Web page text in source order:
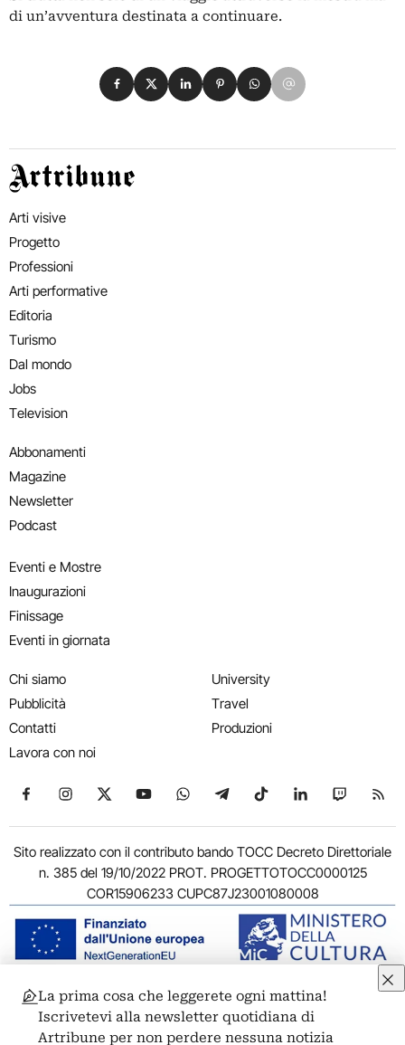
di un’avventura destinata a continuare.
Condividi su Facebook
Condividi su X
Condividi su LinkedIn
Condividi su Pinterest
Condividi su WhatsApp
Condividi su Email
Artribune
Arti visive
Progetto
Professioni
Arti performative
Editoria
Turismo
Dal mondo
Jobs
Television
Abbonamenti
Magazine
Newsletter
Podcast
Eventi e Mostre
Inaugurazioni
Finissage
Eventi in giornata
Chi siamo
Pubblicità
Contatti
Lavora con noi
University
Travel
Produzioni
Seguici su Facebook
Seguici su Instagram
Seguici su X
Seguici su YouTube
Seguici su WhatsApp
Seguici su Telegram
Seguici su TikTok
Seguici su
Seguici
Sito realizzato con il contributo bando TOCC Decreto Direttoriale
n. 385 del 19/10/2022 PROT. PROGETTOTOCC0000125
COR15906233 CUPC87J23001080008
© 2011-2026 ARTRIBUNE srl – Corso Vittorio Emanuele II, 287 –
00186 Roma - P.I. 11381581005
La prima cosa che leggerete ogni mattina!
Iscrivetevi alla newsletter quotidiana di
Artribune per non perdere nessuna notizia